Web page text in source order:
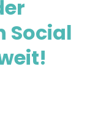
Social